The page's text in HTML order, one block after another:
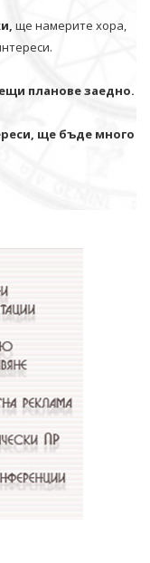
ще намерите хора,
планове заедно.
ще бъде много